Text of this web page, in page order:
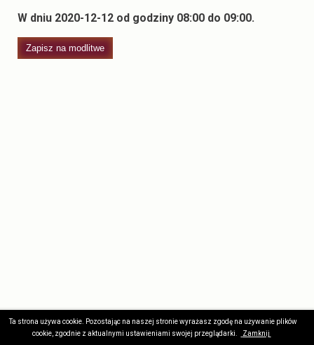
W dniu 2020-12-12 od godziny 08:00 do 09:00.
Zapisz na modlitwe
Wszelkie prawa zastrzeżone © 2017. Stworzone przez Kodernia
Ta strona używa cookie. Pozostając na naszej stronie wyrażasz zgodę na używanie plików
cookie, zgodnie z aktualnymi ustawieniami swojej przeglądarki.
Zamknij